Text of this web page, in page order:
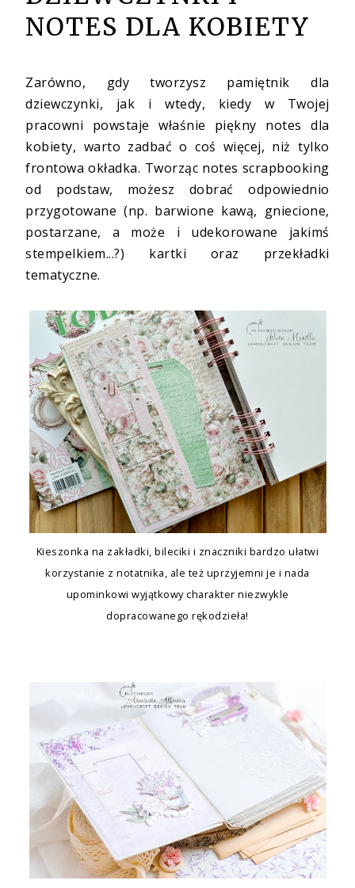
NOTES DLA KOBIETY
Zarówno, gdy tworzysz pamiętnik dla
dziewczynki, jak i wtedy, kiedy w Twojej
pracowni powstaje właśnie piękny notes dla
kobiety, warto zadbać o coś więcej, niż tylko
frontowa okładka. Tworząc notes scrapbooking
od podstaw, możesz dobrać odpowiednio
przygotowane (np. barwione kawą, gniecione,
postarzane, a może i udekorowane jakimś
stempelkiem...?) kartki oraz przekładki
tematyczne.
Kieszonka na zakładki, bileciki i znaczniki bardzo ułatwi
korzystanie z notatnika, ale też uprzyjemni je i nada
upominkowi wyjątkowy charakter niezwykle
dopracowanego rękodzieła!